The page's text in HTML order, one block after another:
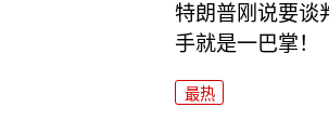
特朗普刚说要谈
手就是一巴掌！
最热